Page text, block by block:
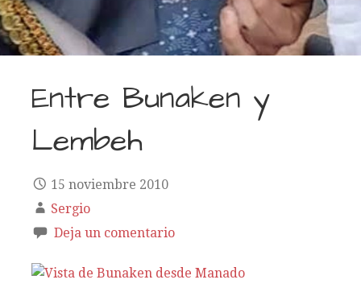
Entre Bunaken y
Lembeh
15 noviembre 2010
Sergio
Deja un comentario